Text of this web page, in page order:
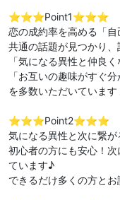
⭐️⭐️⭐️Point1⭐️⭐️⭐️
恋の成約率を高める「自
共通の話題が見つかり
「気になる異性と仲良く
「お互いの趣味がすぐ
を多数いただいています
⭐️⭐️⭐️Point2⭐️⭐️⭐️
気になる異性と次に繋
初心者の方にも安心！
ています♪
できるだけ多くの方と